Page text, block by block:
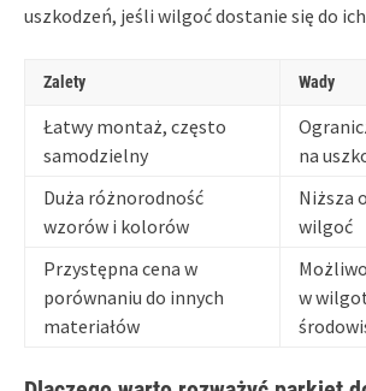
uszkodzeń, jeśli wilgoć dostanie się do
Zalety Wady
Łatwy montaż, często
samodzielny
na
Duża różnorodność
wzorów i kolorów
Niższa
wilgoć
Przystępna cena w
porównaniu do innych
materiałów
w